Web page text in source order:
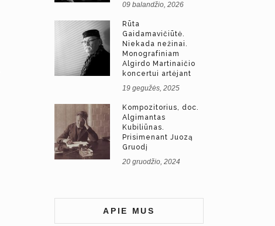
09 balandžio, 2026
Rūta
Gaidamavičiūtė.
Niekada nežinai.
Monografiniam
Algirdo Martinaičio
koncertui artėjant
19 gegužės, 2025
Kompozitorius, doc.
Algimantas
Kubiliūnas.
Prisimenant Juozą
Gruodį
20 gruodžio, 2024
APIE MUS